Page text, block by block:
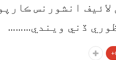
انشورنس
ڏني ويندي………